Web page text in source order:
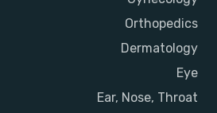
Orthopedics
Dermatology
Eye
Ear, Nose, Throat